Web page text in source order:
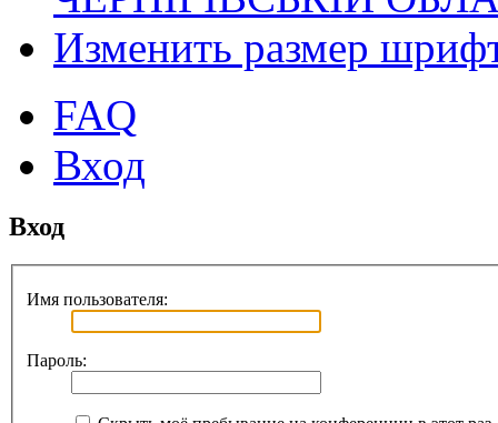
Изменить размер
FAQ
Вход
Вход
Имя пользователя:
Пароль: